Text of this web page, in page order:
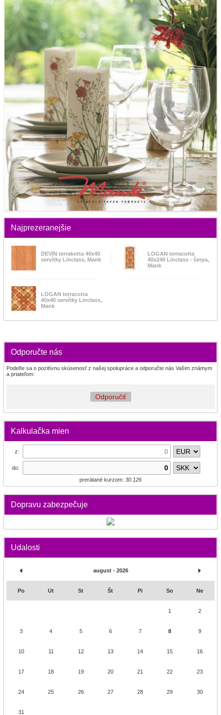
Najprezeranejšie
DEVIN terrakotta 40x40
servítky Linclass, Mank
LOGAN terracotta
40x240 Linclass - šerpa,
Mank
LOGAN terracotta
40x40 servítky Linclass,
Mank
Odporučte nás
Podeľte sa o pozitívnu skúsenosť z našej spolupráce a odporučte nás Vašim známym
a priateľom:
Odporučiť
Kalkulačka mien
z:
do:
prerátané kurzom: 30.126
Dopravu zabezpečuje
Udalosti
august - 2026
Po Ut St Št Pi So Ne
1 2
3 4 5 6 7 8 9
10 11 12 13 14 15 16
17 18 19 20 21 22 23
24 25 26 27 28 29 30
31